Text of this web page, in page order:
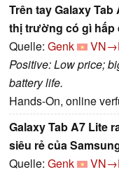
Trên tay Galaxy
thị trường có gì hấp
Quelle: Genk
Positive: Low price;
battery life.
Hands-On, online
Galaxy Tab A7 Lite
siêu rẻ của
Quelle: Genk